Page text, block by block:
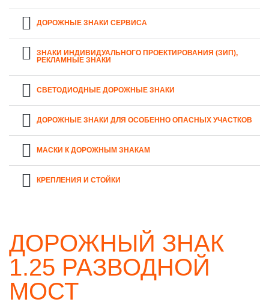
ДОРОЖНЫЕ ЗНАКИ СЕРВИСА
ЗНАКИ ИНДИВИДУАЛЬНОГО ПРОЕКТИРОВАНИЯ (ЗИП),
РЕКЛАМНЫЕ ЗНАКИ
СВЕТОДИОДНЫЕ ДОРОЖНЫЕ ЗНАКИ
ДОРОЖНЫЕ ЗНАКИ ДЛЯ ОСОБЕННО ОПАСНЫХ УЧАСТКОВ
МАСКИ К ДОРОЖНЫМ ЗНАКАМ
КРЕПЛЕНИЯ И СТОЙКИ
ДОРОЖНЫЙ ЗНАК
1.25 РАЗВОДНОЙ
МОСТ